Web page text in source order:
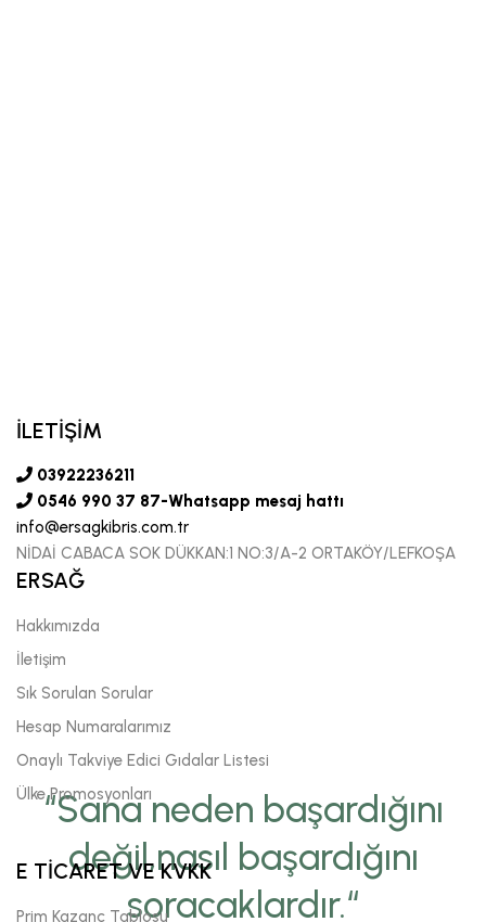
“Sana neden başardığını
değil,nasıl başardığını
soracaklardır.“
İLETİŞİM
03922236211
0546 990 37 87-Whatsapp mesaj hattı
info@ersagkibris.com.tr
NİDAİ CABACA SOK DÜKKAN:1 NO:3/A-2 ORTAKÖY/LEFKOŞA
ERSAĞ
Hakkımızda
İletişim
Sık Sorulan Sorular
Hesap Numaralarımız
Onaylı Takviye Edici Gıdalar Listesi
Ülke Promosyonları
E TİCARET VE KVKK
Prim Kazanç Tablosu